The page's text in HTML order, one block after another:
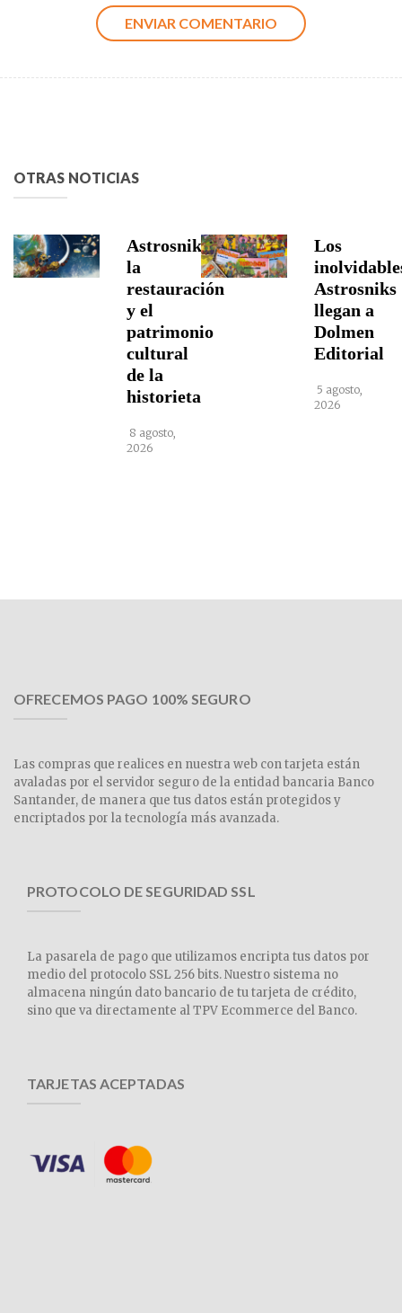
OTRAS NOTICIAS
Astrosniks,
la
restauración
y el
patrimonio
cultural
de la
historieta
8 agosto,
2026
Los
Astrosniks
llegan a
Dolmen
Editorial
5 agosto,
2026
OFRECEMOS PAGO 100% SEGURO
Las compras que realices en nuestra web con tarjeta están
avaladas por el servidor seguro de la entidad bancaria Banco
Santander, de manera que tus datos están protegidos y
encriptados por la tecnología más avanzada.
PROTOCOLO DE SEGURIDAD SSL
La pasarela de pago que utilizamos encripta tus datos por
medio del protocolo SSL 256 bits. Nuestro sistema no
almacena ningún dato bancario de tu tarjeta de crédito,
sino que va directamente al TPV Ecommerce del Banco.
TARJETAS ACEPTADAS